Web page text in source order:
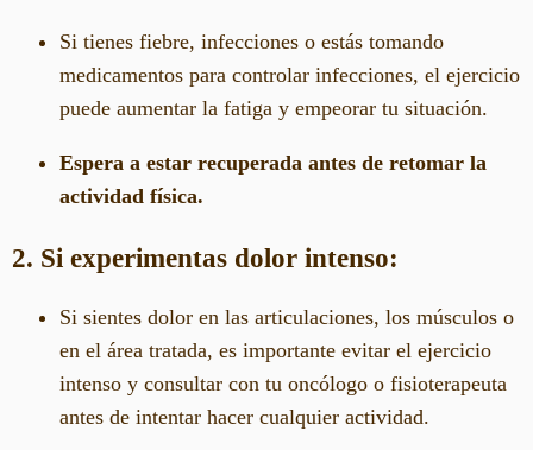
Si tienes fiebre, infecciones o estás tomando
medicamentos para controlar infecciones, el ejercicio
puede aumentar la fatiga y empeorar tu situación.
Espera a estar recuperada antes de retomar la
actividad física.
2. Si experimentas dolor intenso:
Si sientes dolor en las articulaciones, los músculos o
en el área tratada, es importante evitar el ejercicio
intenso y consultar con tu oncólogo o fisioterapeuta
antes de intentar hacer cualquier actividad.